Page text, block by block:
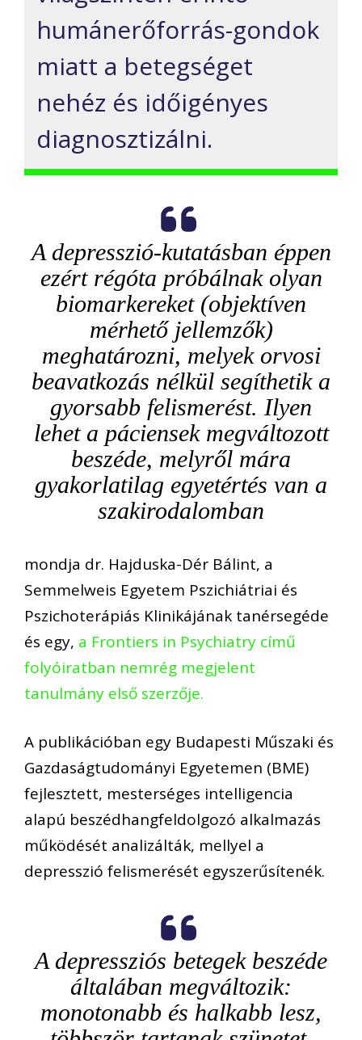
humánerőforrás-gondok
miatt a betegséget
nehéz és időigényes
diagnosztizálni.
A depresszió-kutatásban éppen
ezért régóta próbálnak olyan
biomarkereket (objektíven
mérhető jellemzők)
meghatározni, melyek orvosi
beavatkozás nélkül segíthetik a
gyorsabb felismerést. Ilyen
lehet a páciensek megváltozott
beszéde, melyről mára
gyakorlatilag egyetértés van a
szakirodalomban
mondja dr. Hajduska-Dér Bálint, a
Semmelweis Egyetem Pszichiátriai és
Pszichoterápiás Klinikájának tanérsegéde
és egy, a Frontiers in Psychiatry című
folyóiratban nemrég megjelent
tanulmány első szerzője.
A publikációban egy Budapesti Műszaki és
Gazdaságtudományi Egyetemen (BME)
fejlesztett, mesterséges intelligencia
alapú beszédhangfeldolgozó alkalmazás
működését analizálták, mellyel a
depresszió felismerését egyszerűsítenék.
A depressziós betegek beszéde
általában megváltozik:
monotonabb és halkabb lesz,